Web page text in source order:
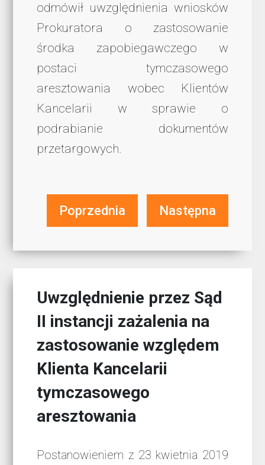
odmówił uwzględnienia wniosków
Prokuratora o zastosowanie
środka zapobiegawczego w
postaci tymczasowego
aresztowania wobec Klientów
Kancelarii w sprawie o
podrabianie dokumentów
przetargowych.
Poprzednia Następna
Uwzględnienie przez Sąd
II instancji zażalenia na
zastosowanie względem
Klienta Kancelarii
tymczasowego
aresztowania
Postanowieniem z 23 kwietnia 2019